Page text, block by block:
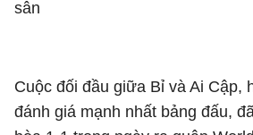
sân
Cuộc đối đầu giữa Bỉ và Ai Cập,
đánh giá mạnh nhất bảng đấu,